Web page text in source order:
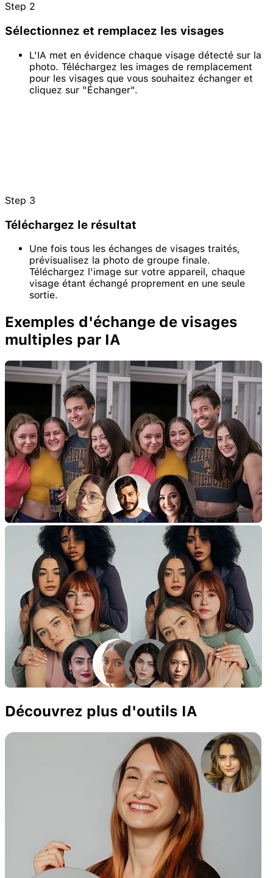
Step 2
Sélectionnez et remplacez les visages
L'IA met en évidence chaque visage détecté sur la
photo. Téléchargez les images de remplacement
pour les visages que vous souhaitez échanger et
cliquez sur "Échanger".
Step 3
Téléchargez le résultat
Une fois tous les échanges de visages traités,
prévisualisez la photo de groupe finale.
Téléchargez l'image sur votre appareil, chaque
visage étant échangé proprement en une seule
sortie.
Exemples d'échange de visages
multiples par IA
Découvrez plus d'outils IA